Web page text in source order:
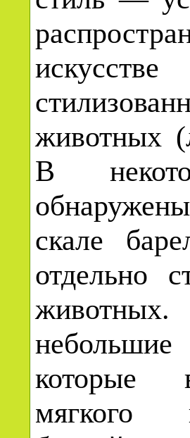
животных
В
скале
отдельно
которые
мягкого